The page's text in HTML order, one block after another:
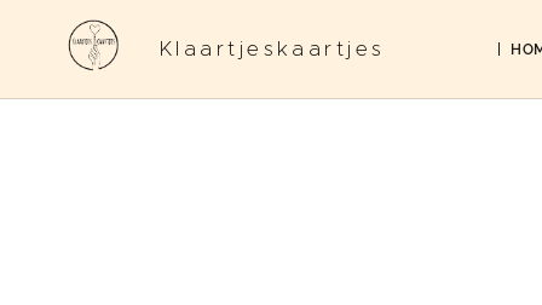
Klaartjeskaartjes